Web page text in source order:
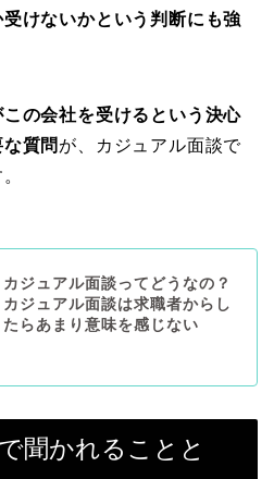
受けないかという判断にも強
この会社を受けるという決心
質問 が、カジュアル面談で
カジュアル面談ってどうなの？
カジュアル面談は求職者からし
たらあまり意味を感じない
聞かれることと